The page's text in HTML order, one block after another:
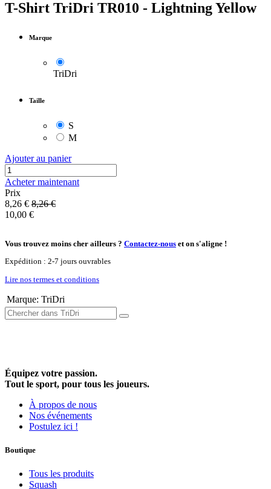
T-Shirt TriDri TR010 - Lightning Yellow
Marque
TriDri
Taille
S
M
Ajouter au panier
Acheter maintenant
Prix
8,26 € 8,26€
10,00 €
Vous trouvez moins cher ailleurs ? Contactez-nous et on s'aligne !
Expédition : 2-7 jours ouvrables
Lire nos termes et conditions
Marque: TriDri
Équipez votre passion.
Tout le sport, pour tous les joueurs.
À propos de nous
Nos événements
Postulez ici !
Boutique
Tous les produits
Squash